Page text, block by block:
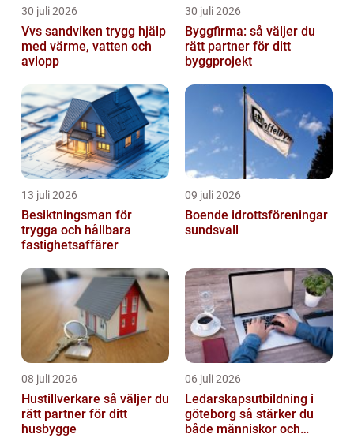
30 juli 2026
Vvs sandviken trygg hjälp
med värme, vatten och
avlopp
30 juli 2026
Byggfirma: så väljer du
rätt partner för ditt
byggprojekt
13 juli 2026
Besiktningsman för
trygga och hållbara
fastighetsaffärer
09 juli 2026
Boende idrottsföreningar
sundsvall
08 juli 2026
Hustillverkare så väljer du
rätt partner för ditt
husbygge
06 juli 2026
Ledarskapsutbildning i
göteborg så stärker du
både människor och